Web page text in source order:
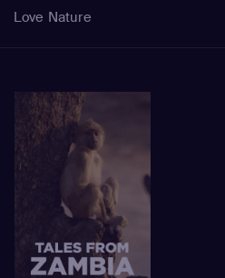
Love Nature